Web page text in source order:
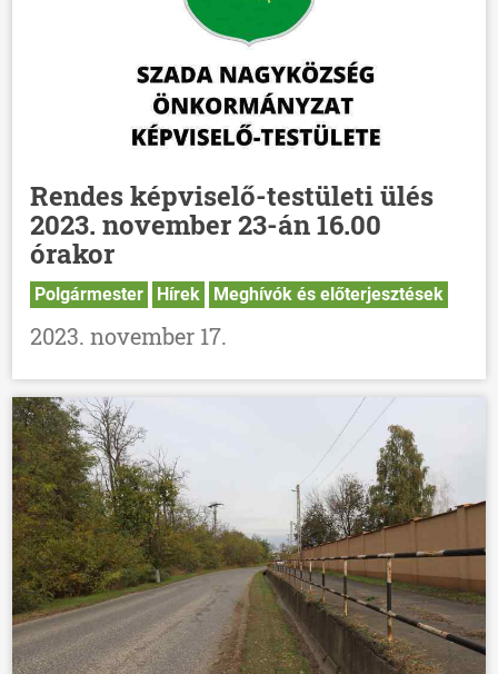
Rendes képviselő-testületi ülés
2023. november 23-án 16.00
órakor
Polgármester Hírek Meghívók és előterjesztések
2023. november 17.